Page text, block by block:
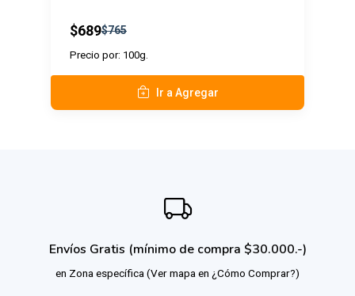
$689$765
Precio por: 100g.
Ir a Agregar
Envíos Gratis (mínimo de compra $30.000.-)
en Zona específica (Ver mapa en ¿Cómo Comprar?)